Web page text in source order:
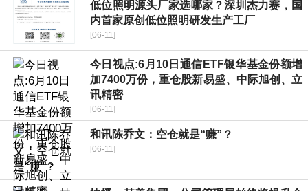
低位照明源头厂家选哪家？深圳杰力赛，国
内首家原创低位照明研发生产工厂
[06-11]
今日视点:6月10日通信ETF银华基金份额增
加7400万份，重仓股新易盛、中际旭创、立
讯精密
[06-11]
和讯陈乔文：空仓就是“赚”？
[06-11]